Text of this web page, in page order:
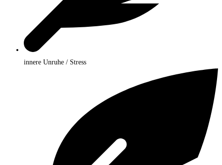
innere Unruhe / Stress